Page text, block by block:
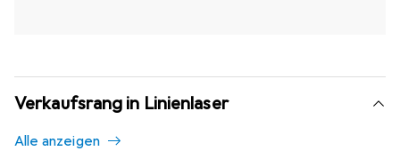
Verkaufsrang in Linienlaser
Alle anzeigen